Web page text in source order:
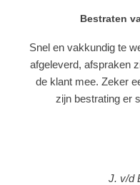
Bestraten
Snel en vakkundig te
afgeleverd, afspraken
de klant mee. Zeker
zijn bestrating er
J. v/d